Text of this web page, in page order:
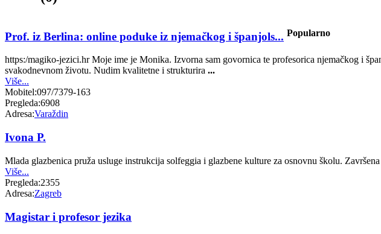
Prof. iz Berlina: online poduke iz njemačkog i španjols... Popularno
https:/magiko-jezici.hr Moje ime je Monika. Izvorna sam govornica te profesorica njemačkog i
svakodnevnom životu. Nudim kvalitetne i strukturira ...
Više...
Mobitel:097/7379-163
Pregleda:6908
Adresa:Varaždin
Ivona P.
Mlada glazbenica pruža usluge instrukcija solfeggia i glazbene kulture za osnovnu školu.
Više...
Pregleda:2355
Adresa:Zagreb
Magistar i profesor jezika